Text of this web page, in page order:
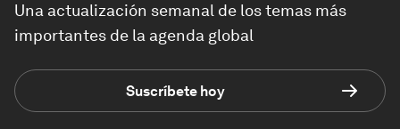
Una actualización semanal de los temas más
importantes de la agenda global
Suscríbete hoy